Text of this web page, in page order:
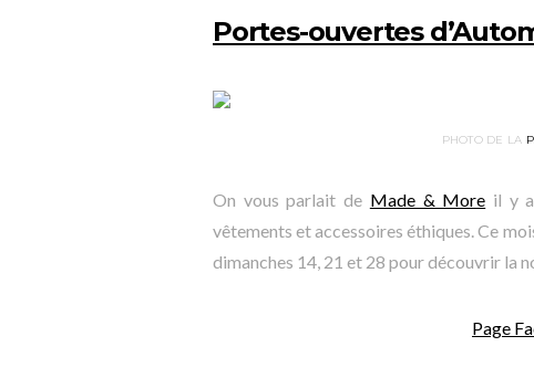
Portes-ouvertes
PHOTO DE LA
On vous parlait de Made & More il y
vêtements et accessoires éthiques. Ce
dimanches 14, 21 et 28 pour découvrir la
Page